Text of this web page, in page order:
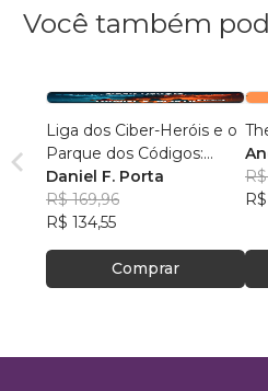
Você também
Liga dos Ciber-Heróis e o
Parque dos Códigos:
Rumo ao Desconhecido
Daniel F. Porta
R$ 169,96
R$ 134,55
Comprar